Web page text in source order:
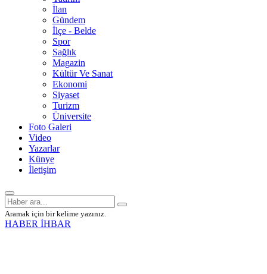
İlan
Gündem
İlçe - Belde
Spor
Sağlık
Magazin
Kültür Ve Sanat
Ekonomi
Siyaset
Turizm
Üniversite
Foto Galeri
Video
Yazarlar
Künye
İletişim
Aramak için bir kelime yazınız.
HABER İHBAR